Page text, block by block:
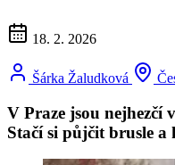
18. 2. 2026
Šárka Žaludková
V Praze jsou nejhezčí
Stačí si půjčit brusle a